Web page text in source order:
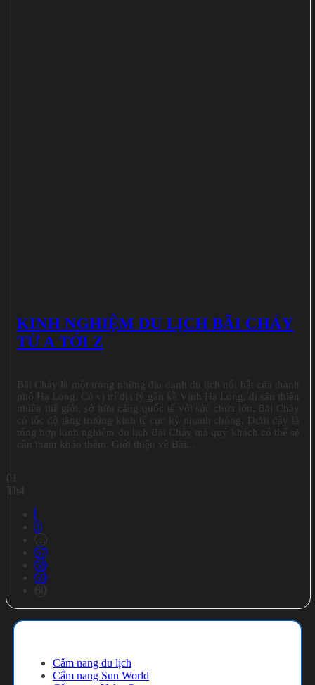
KINH NGHIỆM DU LỊCH BÃI CHÁY
TỪ A TỚI Z
Bãi Cháy là một trong những địa danh du lịch nổi bật của thành
phố Hạ Long. Có vị trí địa lý gần kề Vịnh Hạ Long, di sản thiên
nhiên thế giới, sở hữu cảng quốc tế với sức chứa lớn. Bãi Cháy
có tốc độ tăng trưởng kinh tế cực kỳ nhanh chóng. Dưới đây là
tổng hợp kinh nghiệm du lịch Bãi Cháy mà quý khách có thể sẽ
cần tham khảo thêm. Giới thiệu về Bãi...
01
Th4
1
…
57
58
59
60
Cẩm nang du lịch
Cẩm nang Sun World